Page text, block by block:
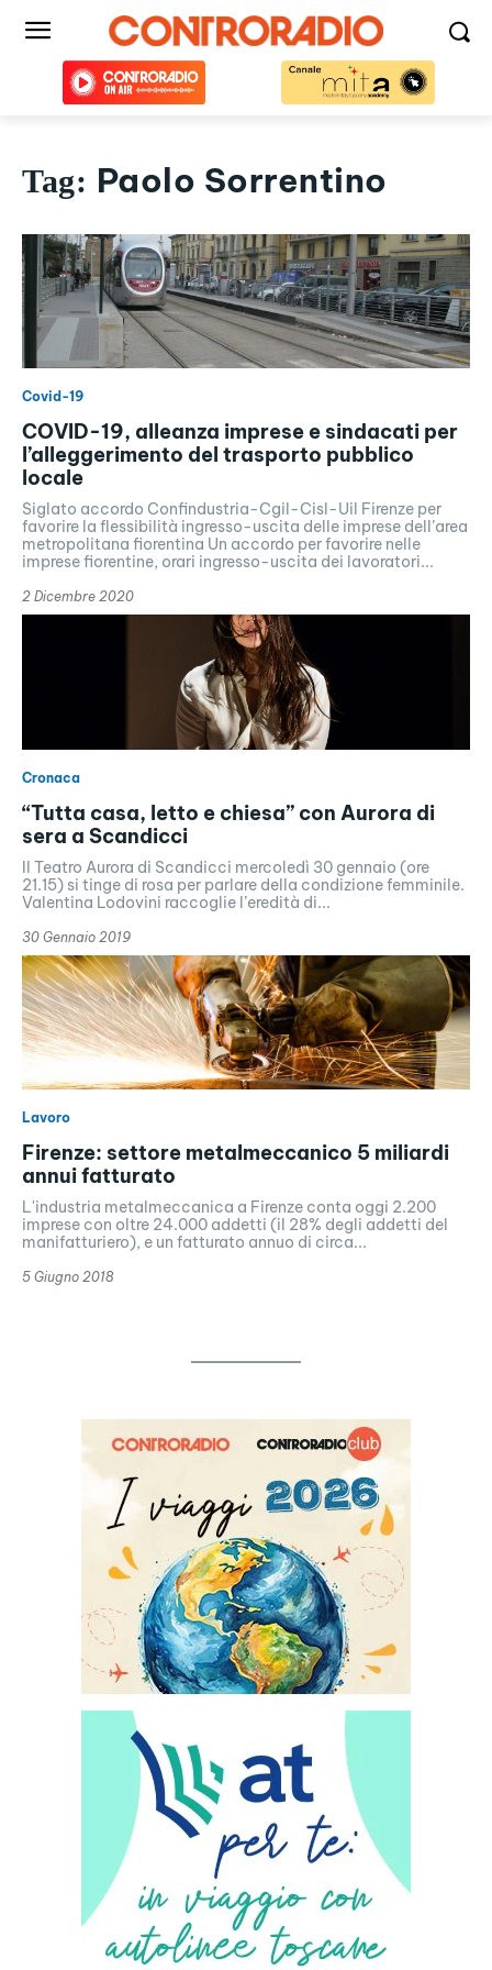
Tag: Paolo Sorrentino
Covid-19
COVID-19, alleanza imprese e sindacati per
l’alleggerimento del trasporto pubblico
locale
Siglato accordo Confindustria-Cgil-Cisl-Uil Firenze per
favorire la flessibilità ingresso-uscita delle imprese dell’area
metropolitana fiorentina Un accordo per favorire nelle
imprese fiorentine, orari ingresso-uscita dei lavoratori...
2 Dicembre 2020
Cronaca
“Tutta casa, letto e chiesa” con Aurora di
sera a Scandicci
Il Teatro Aurora di Scandicci mercoledì 30 gennaio (ore
21.15) si tinge di rosa per parlare della condizione femminile.
Valentina Lodovini raccoglie l’eredità di...
30 Gennaio 2019
Lavoro
Firenze: settore metalmeccanico 5 miliardi
annui fatturato
L'industria metalmeccanica a Firenze conta oggi 2.200
imprese con oltre 24.000 addetti (il 28% degli addetti del
manifatturiero), e un fatturato annuo di circa...
5 Giugno 2018